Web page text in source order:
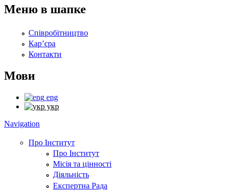
Меню в шапке
Співробітництво
Кар’єра
Контакти
Мови
eng
укр
Navigation
Про Інститут
Про Інститут
Місія та цінності
Діяльність
Експертна Рада